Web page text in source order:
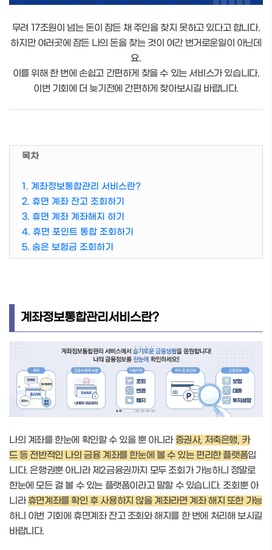
무려 17조원이 넘는 돈이 잠든 채 주인을 찾지 못하고 있다고 합니다.
하지만 여러곳에 잠든 나의 돈을 찾는 것이 여간 번거로운일이 아닌데
요.
이를 위해 한 번에 손쉽고 간편하게 찾을 수 있는 서비스가 있습니다.
이번 기회에 더 늦기전에 간편하게 찾아보시길 바랍니다.
목차
1. 계좌정보통합관리 서비스란?
2. 휴면 계좌 잔고 조회하기
3. 휴면 계좌 계좌해지 하기
4. 휴면 포인트 통합 조회하기
5. 숨은 보험금 조회하기
계좌정보통합관리서비스란?
나의 계좌를 한눈에 확인할 수 있을 뿐 아니라증권사, 저축은행, 카
드 등 전반적인 나의 금융 계좌를 한눈에 볼 수 있는 편리한 플랫폼입
니다.은행권뿐 아니라 제2금융권까지 모두 조회가 가능하니 정말로
한눈에 모든 걸 볼 수 있는 플랫폼이라고 말할 수 있습니다. 조회뿐 아
니라휴면계좌를 확인 후 사용하지 않을 계좌라면 계좌 해지 또한 가능
하니 이번 기회에 휴면계좌 잔고 조회와 해지를 한 번에 처리해 보시길
바랍니다.